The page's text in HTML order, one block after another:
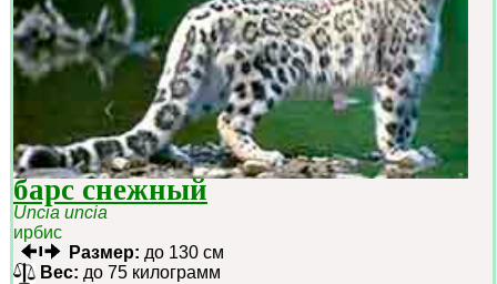
барс снежный
Uncia uncia
ирбис
Размер: до 130 см
Вес: до 75 килограмм